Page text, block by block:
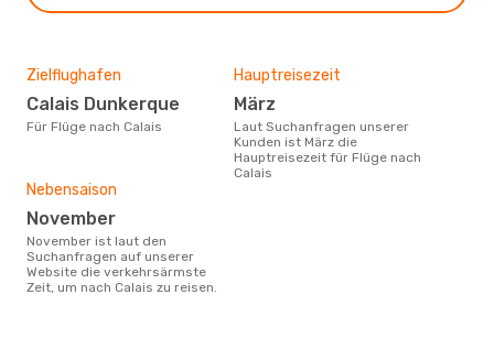
Zielflughafen
Calais Dunkerque
Für Flüge nach Calais
Hauptreisezeit
März
Laut Suchanfragen unserer
Kunden ist März die
Hauptreisezeit für Flüge nach
Calais
Nebensaison
November
November ist laut den
Suchanfragen auf unserer
Website die verkehrsärmste
Zeit, um nach Calais zu reisen.